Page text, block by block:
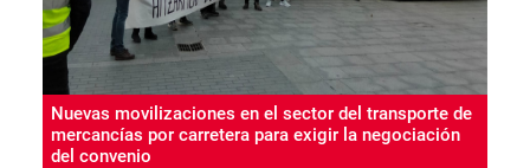
Nuevas movilizaciones en el sector del transporte de
mercancías por carretera para exigir la negociación
del convenio